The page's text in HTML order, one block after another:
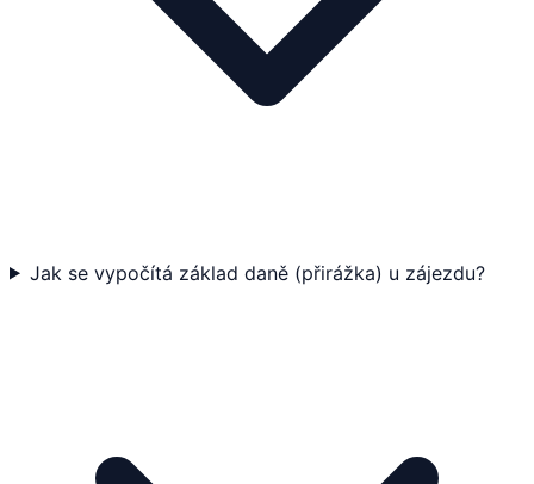
Jak se vypočítá základ daně (přirážka) u zájezdu?